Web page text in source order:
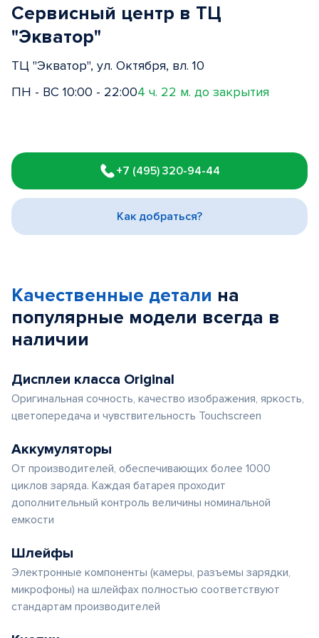
Сервисный центр в ТЦ
"Экватор"
ТЦ "Экватор", ул. Октября, вл. 10
ПН - ВС 10:00 - 22:004 ч. 22 м. до закрытия
1
of
3
+7 (495) 320-94-44
Как добраться?
Качественные детали на
популярные модели всегда в
наличии
Дисплеи класса Original
Оригинальная сочность, качество изображения, яркость,
цветопередача и чувствительность Touchscreen
Аккумуляторы
От производителей, обеспечивающих более 1000
циклов заряда. Каждая батарея проходит
дополнительный контроль величины номинальной
емкости
Шлейфы
Электронные компоненты (камеры, разъемы зарядки,
микрофоны) на шлейфах полностью соответствуют
стандартам производителей